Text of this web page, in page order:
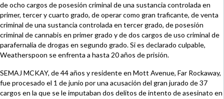
de ocho cargos de posesión criminal de una sustancia controlada en
primer, tercer y cuarto grado, de operar como gran traficante, de venta
criminal de una sustancia controlada en tercer grado, de posesión
criminal de cannabis en primer grado y de dos cargos de uso criminal de
parafernalia de drogas en segundo grado. Si es declarado culpable,
Weatherspoon se enfrenta a hasta 20 años de prisión.
SEMAJ MCKAY, de 44 años y residente en Mott Avenue, Far Rockaway,
fue procesado el 1 de junio por una acusación del gran jurado de 37
cargos en la que se le imputaban dos delitos de intento de asesinato en